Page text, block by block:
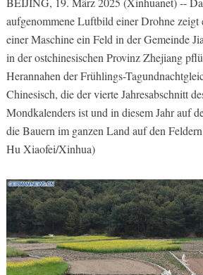
aufgenommene Luftbild einer Drohne zeigt
einer Maschine ein Feld in der Gemeinde
in der ostchinesischen Provinz Zhejiang
Herannahen der Frühlings-
Chinesisch, die der vierte Jahresabschnitt
Mondkalenders ist und in diesem Jahr auf
die Bauern im ganzen Land auf den
Hu Xiaofei/Xinhua)